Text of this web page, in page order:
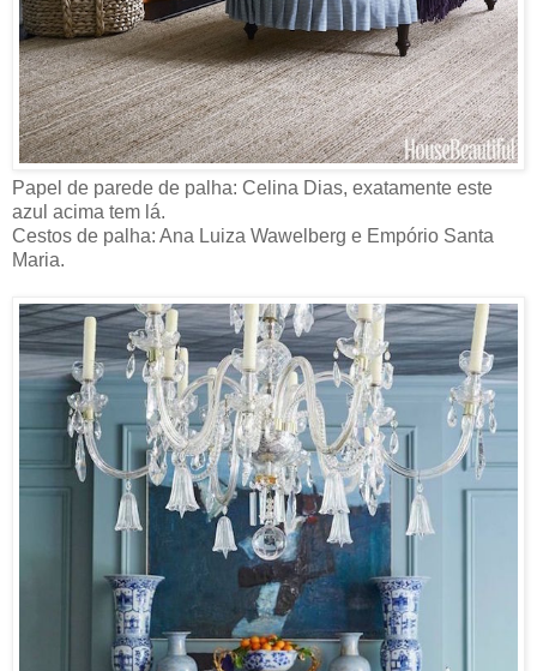
Papel de parede de palha: Celina Dias, exatamente este
azul acima tem lá.
Cestos de palha: Ana Luiza Wawelberg e Empório Santa
Maria.